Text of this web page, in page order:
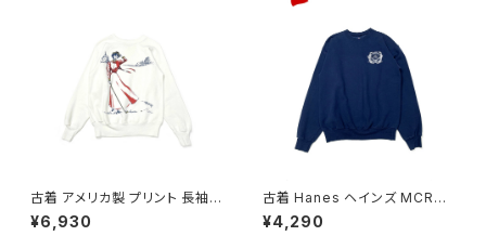
古着 アメリカ製 プリント 長袖
スウェット トレーナー 白 (ttu26
02017)
¥6,930
古着 Hanes ヘインズ MCRD
San Diego ロゴ 長袖 スウェッ
ト トレーナー 紺 (ttu260302
¥4,290